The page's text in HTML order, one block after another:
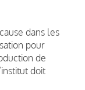
dans les
pour
de
doit